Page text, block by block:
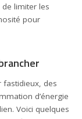
de limiter les
pour
fastidieux, des
d’énergie
Voici quelques